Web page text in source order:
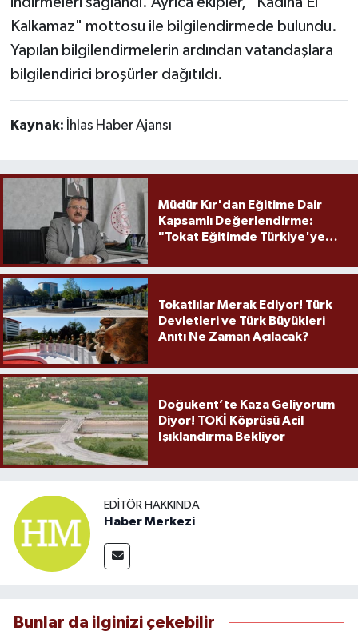
Kalkamaz" mottosu ile bilgilendirmede bulundu.
Yapılan bilgilendirmelerin ardından vatandaşlara
bilgilendirici broşürler dağıtıldı.
Kaynak: İhlas Haber Ajansı
Müdür Kır'dan Eğitime Dair
Kapsamlı Değerlendirme:
"Tokat Eğitimde Türkiye'ye
Tokatlılar Merak Ediyor! Türk
Devletleri ve Türk Büyükleri
Anıtı Ne Zaman Açılacak?
Doğukent’te Kaza Geliyorum
Diyor! TOKİ Köprüsü Acil
Işıklandırma Bekliyor
EDITÖR HAKKINDA
Haber Merkezi
Bunlar da ilginizi çekebilir